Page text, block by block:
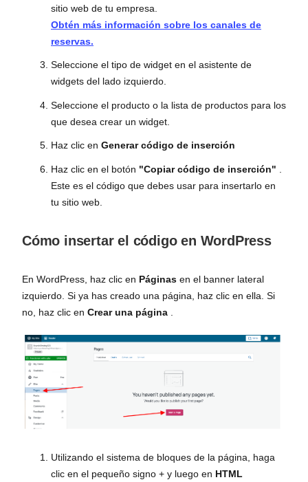
sitio web de tu empresa.
Obtén más información sobre los canales de
reservas.
Seleccione el tipo de widget en el asistente de
widgets del lado izquierdo.
Seleccione el producto o la lista de productos para los
que desea crear un widget.
Haz clic en Generar código de inserción
Haz clic en el botón "Copiar código de inserción"
Este es el código que debes usar para insertarlo en
tu sitio web.
Cómo insertar el código en WordPress
En WordPress, haz clic en Páginas en el banner lateral
izquierdo. Si ya has creado una página, haz clic en ella. Si
no, haz clic en Crear una página
Utilizando el sistema de bloques de la página, haga
clic en el pequeño signo + y luego en HTML